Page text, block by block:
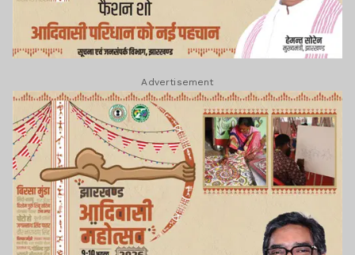
Advertisement